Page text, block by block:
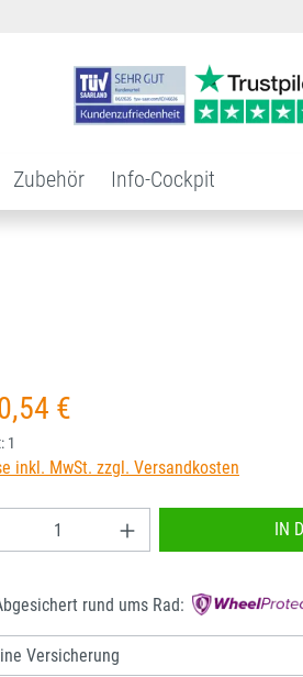
Zubehör Info-Cockpit
Preis:
€
1
inkl. MwSt. zzgl. Versandkosten
Anzahl: Gib den IN
rund ums Rad: